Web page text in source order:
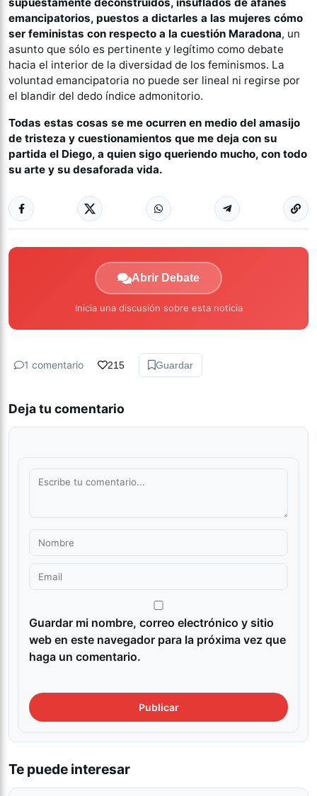
emancipatorios, puestos a dictarles a las mujeres cómo
ser feministas con respecto a la cuestión Maradona, un
asunto que sólo es pertinente y legítimo como debate
hacia el interior de la diversidad de los feminismos. La
voluntad emancipatoria no puede ser lineal ni regirse por
el blandir del dedo índice admonitorio.
Todas estas cosas se me ocurren en medio del amasijo
de tristeza y cuestionamientos que me deja con su
partida el Diego, a quien sigo queriendo mucho, con todo
su arte y su desaforada vida.
Abrir Debate
Inicia una discusión sobre esta noticia
1 comentario 215 Guardar
Deja tu comentario
Guardar mi nombre, correo electrónico y sitio
web en este navegador para la próxima vez que
haga un comentario.
Te puede interesar